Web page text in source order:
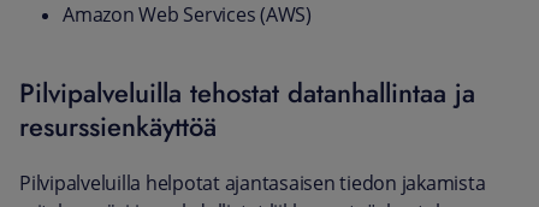
Amazon Web Services (AWS)
Pilvipalveluilla tehostat datanhallintaa ja
resurssienkäyttöä
Pilvipalveluilla helpotat ajantasaisen tiedon jakamista